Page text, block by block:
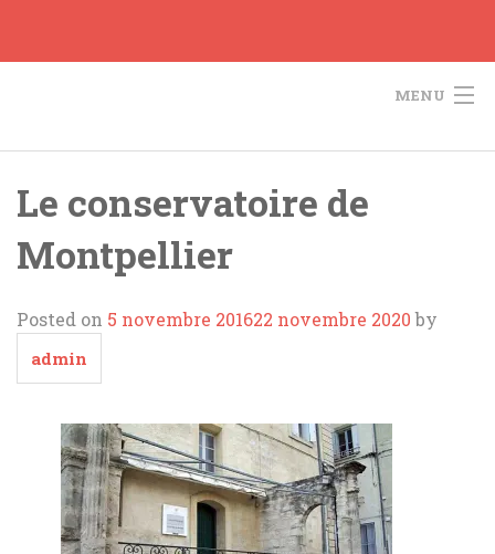
content
MENU
Accueil
Le Projet
Actualités
L’AOTM
Contact
Le conservatoire de
Montpellier
Posted on 5 novembre 201622 novembre 2020by
admin